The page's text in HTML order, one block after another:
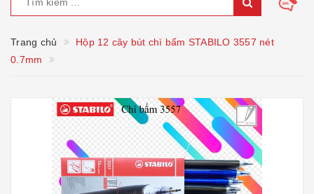
Trang chủ
Hộp 12 cây bút chì bấm STABILO 3557 nét
0.7mm